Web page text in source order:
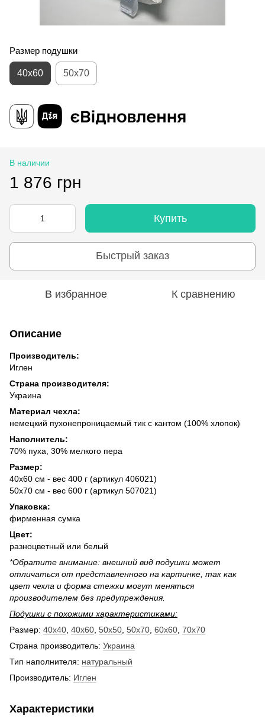
Размер подушки
40x60 50x70
В наличии
1 876 грн
Купить
Быстрый заказ
В избранное К сравнению
Описание
Производитель:
Иглен
Страна производителя:
Украина
Материал чехла:
немецкий пухонепроницаемый тик с кантом (100% хлопок)
Наполнитель:
70% пуха, 30% мелкого пера
Размер:
40х60 см - вес 400 г (артикул 406021)
50х70 см - вес 600 г (артикул 507021)
Упаковка:
фирменная сумка
Цвет:
разноцветный или белый
*Обратите внимание: внешний вид подушки может
отличаться от представленного на картинке, так как
цвет чехла и форма стежки могут меняться
производителем без предупреждения.
Подушки с похожими характеристиками:
Размер: 40x40 40x60 50x50 50x70 60x60 70x70
Страна производитель: Украина
Тип наполнителя: натуральный
Производитель: Иглен
Характеристики